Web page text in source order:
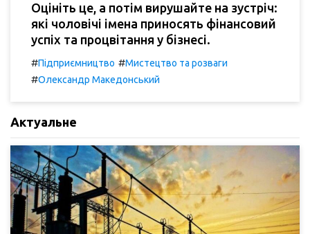
Оцініть це, а потім вирушайте на зустріч:
які чоловічі імена приносять фінансовий
успіх та процвітання у бізнесі.
#Підприємництво #Мистецтво та розваги
#Олександр Македонський
Актуальне